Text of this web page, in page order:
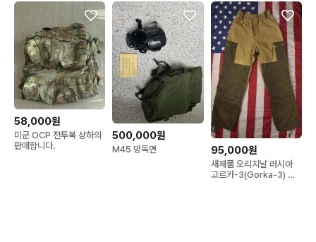
58,000원
미군 OCP 전투복 상하의
판매합니다.
500,000원
M45 방독면 95,000원
새제품 오리지날 러시아
고르카-3(Gorka-3) 전